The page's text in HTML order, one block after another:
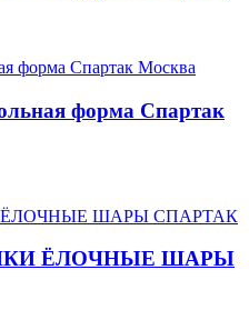
форма Спартак
ЁЛОЧНЫЕ ШАРЫ